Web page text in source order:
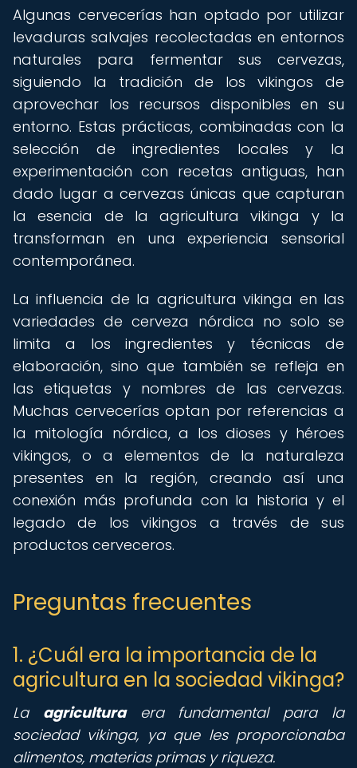
Algunas cervecerías han optado por utilizar
levaduras salvajes recolectadas en entornos
naturales para fermentar sus cervezas,
siguiendo la tradición de los vikingos de
aprovechar los recursos disponibles en su
entorno. Estas prácticas, combinadas con la
selección de ingredientes locales y la
experimentación con recetas antiguas, han
dado lugar a cervezas únicas que capturan
la esencia de la agricultura vikinga y la
transforman en una experiencia sensorial
contemporánea.
La influencia de la agricultura vikinga en las
variedades de cerveza nórdica no solo se
limita a los ingredientes y técnicas de
elaboración, sino que también se refleja en
las etiquetas y nombres de las cervezas.
Muchas cervecerías optan por referencias a
la mitología nórdica, a los dioses y héroes
vikingos, o a elementos de la naturaleza
presentes en la región, creando así una
conexión más profunda con la historia y el
legado de los vikingos a través de sus
productos cerveceros.
Preguntas frecuentes
1. ¿Cuál era la importancia de la
agricultura en la sociedad vikinga?
La agriculturaera fundamental para la
sociedad vikinga, ya que les proporcionaba
alimentos, materias primas y riqueza.